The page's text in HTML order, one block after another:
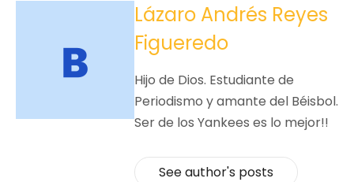
Lázaro Andrés Reyes
Figueredo
Hijo de Dios. Estudiante de
Periodismo y amante del Béisbol.
Ser de los Yankees es lo mejor!!
See author's posts